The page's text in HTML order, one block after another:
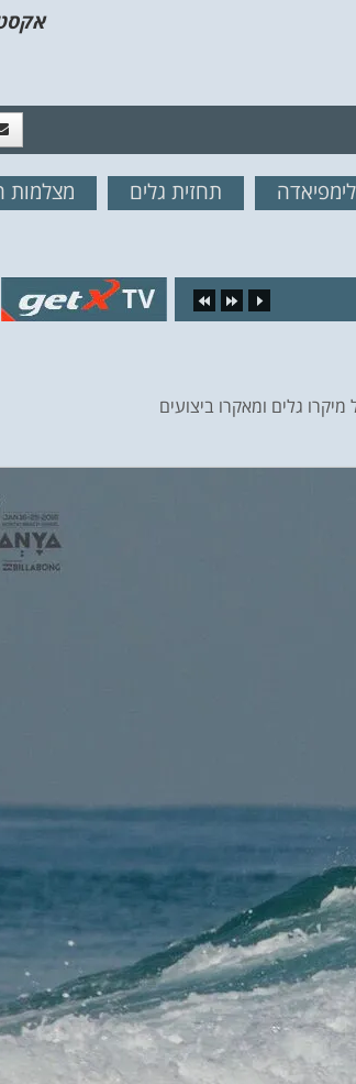
לשלוח לך עדכונים חמים מהאתר
תחזית גלים
מצלמות